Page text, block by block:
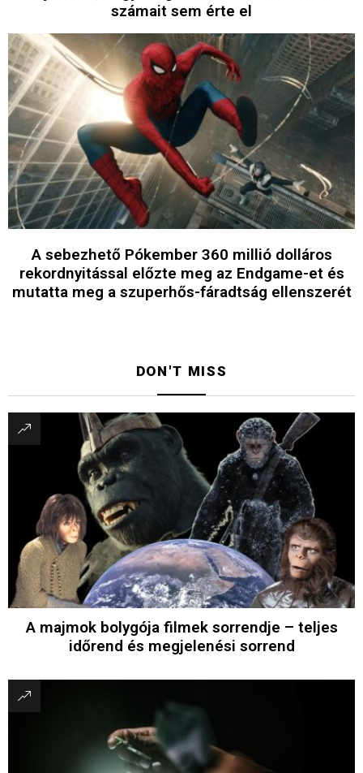
számait sem érte el
A sebezhető Pókember 360 millió dolláros
rekordnyitással előzte meg az Endgame-et és
mutatta meg a szuperhős-fáradtság ellenszerét
DON'T MISS
A majmok bolygója filmek sorrendje – teljes
időrend és megjelenési sorrend